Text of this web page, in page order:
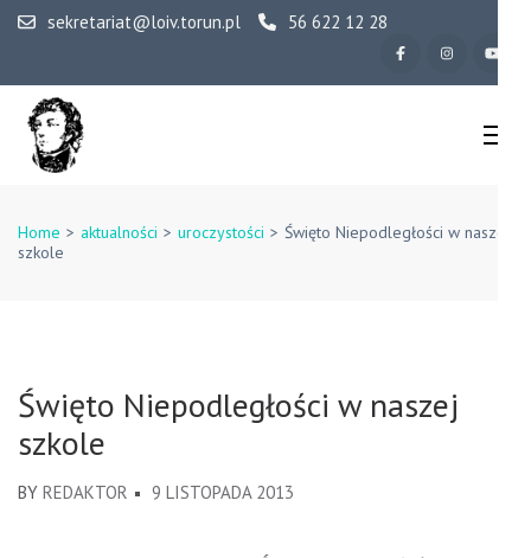
Skip
content
(Press
Enter)
sekretariat@loiv.torun.pl 56 622 12 28
Ogólnokształcące w
Home > aktualności > uroczystości > Święto Niepodległości w naszej
szkole
Święto Niepodległości w naszej
szkole
BY REDAKTOR 9 LISTOPADA 2013